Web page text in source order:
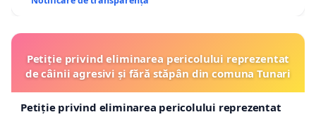
Petiție privind eliminarea pericolului reprezentat
de câinii agresivi și fără stăpân din comuna Tunari
Petiție privind eliminarea pericolului reprezentat